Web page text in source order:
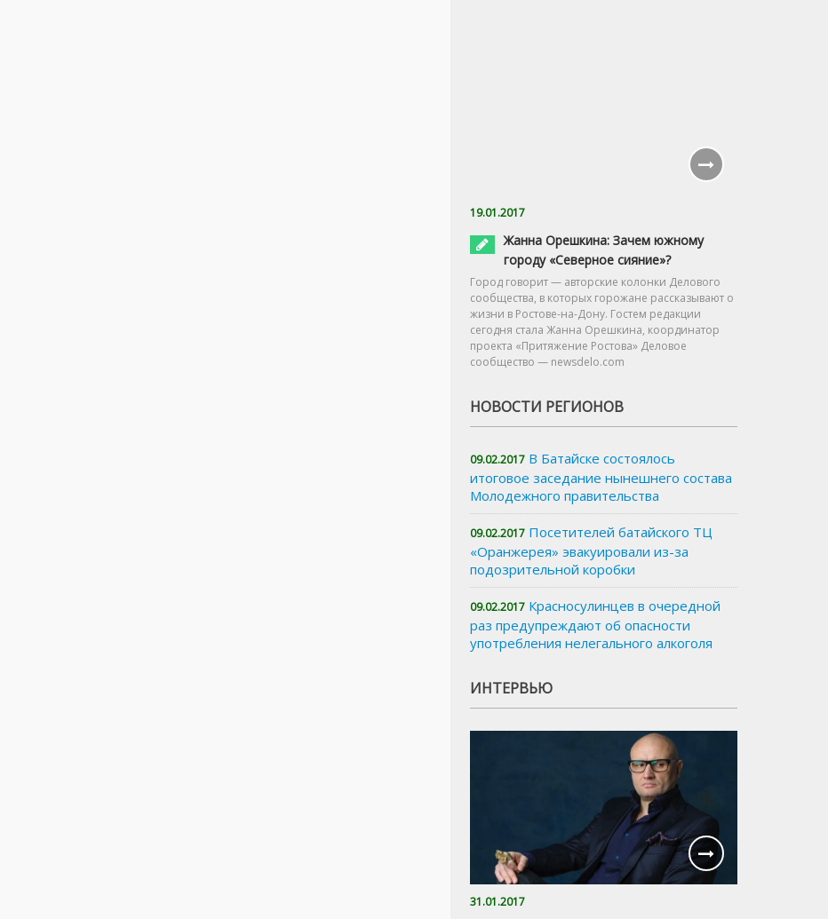
19.01.2017
Жанна Орешкина: Зачем южному
городу «Северное сияние»?
Город говорит — авторские колонки Делового
сообщества, в которых горожане рассказывают о
жизни в Ростове-на-Дону. Гостем редакции
сегодня стала Жанна Орешкина, координатор
проекта «Притяжение Ростова» Деловое
сообщество — newsdelo.com
НОВОСТИ РЕГИОНОВ
09.02.2017 В Батайске состоялось
итоговое заседание нынешнего состава
Молодежного правительства
09.02.2017 Посетителей батайского ТЦ
«Оранжерея» эвакуировали из-за
подозрительной коробки
09.02.2017 Красносулинцев в очередной
раз предупреждают об опасности
употребления нелегального алкоголя
ИНТЕРВЬЮ
31.01.2017